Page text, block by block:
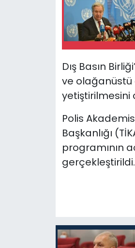
Dış Basın
ve
yetiştirilmesini
Polis
Başkanlığı
programının
gerçekleştirildi.
Video Galeri